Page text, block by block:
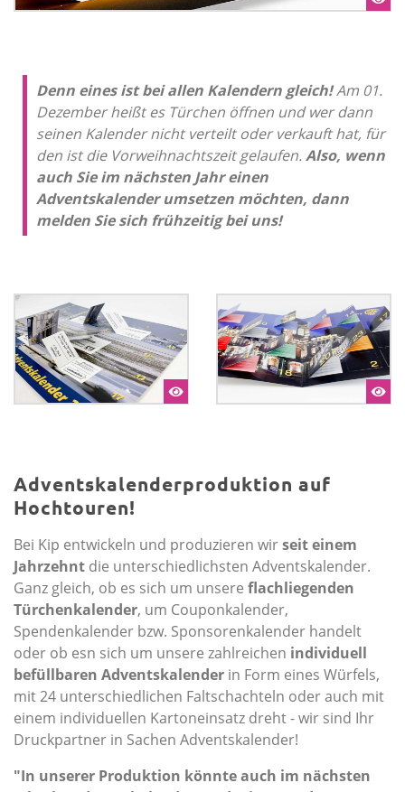
Denn eines ist bei allen Kalendern gleich!Am 01.
Dezember heißt es Türchen öffnen und wer dann
seinen Kalender nicht verteilt oder verkauft hat, für
den ist die Vorweihnachtszeit gelaufen.Also, wenn
auch Sie im nächsten Jahr einen
Adventskalender umsetzen möchten, dann
melden Sie sich frühzeitig bei uns!
Adventskalenderproduktion auf
Hochtouren!
Bei Kip entwickeln und produzieren wirseit einem
Jahrzehnt die unterschiedlichsten Adventskalender.
Ganz gleich, ob es sich um unsere flachliegenden
Türchenkalender, um Couponkalender,
Spendenkalender bzw. Sponsoren­kalender handelt
oder ob esn sich um unsere zahlreichen individuell
befüllbaren Adventskalender in Form eines Würfels,
mit 24 unterschiedlichen Faltschachteln oder auch mit
einem individuellen Kartoneinsatz dreht - wir sind Ihr
Druck­­partner in Sachen Adventskalender!
"In unserer Produktion könnte auch im nächsten